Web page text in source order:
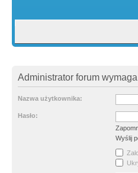
Administrator forum
Nazwa użytkownika:
Hasło:
Wyślij